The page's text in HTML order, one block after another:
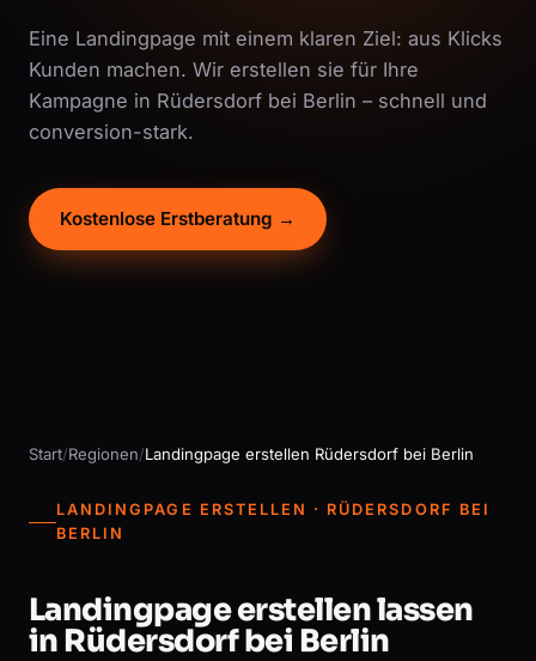
Eine Landingpage mit einem klaren Ziel: aus Klicks
Kunden machen. Wir erstellen sie für Ihre
Kampagne in Rüdersdorf bei Berlin – schnell und
conversion-stark.
Kostenlose Erstberatung →
Start/Regionen/Landingpage erstellen Rüdersdorf bei Berlin
LANDINGPAGE ERSTELLEN · RÜDERSDORF BEI
BERLIN
Landingpage erstellen lassen
in Rüdersdorf bei Berlin